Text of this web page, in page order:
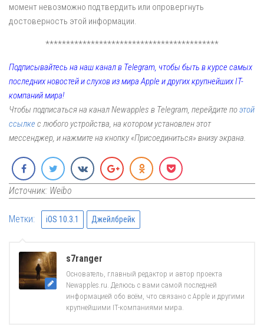
момент невозможно подтвердить или опровергнуть
достоверность этой информации.
******************************************
Подписывайтесь на наш канал в Telegram, чтобы быть в курсе самых
последних новостей и слухов из мира Apple и других крупнейших IT-
компаний мира!
Чтобы подписаться на канал Newapples в Telegram, перейдите поэтой
ссылке с любого устройства, на котором установлен этот
мессенджер, и нажмите на кнопку «Присоединиться» внизу экрана.
Источник: Weibo
Метки: iOS 10.3.1 Джейлбрейк
s7ranger
Основатель, главный редактор и автор проекта
Newapples.ru. Делюсь с вами самой последней
информацией обо всём, что связано с Apple и другими
крупнейшими IT-компаниями мира.